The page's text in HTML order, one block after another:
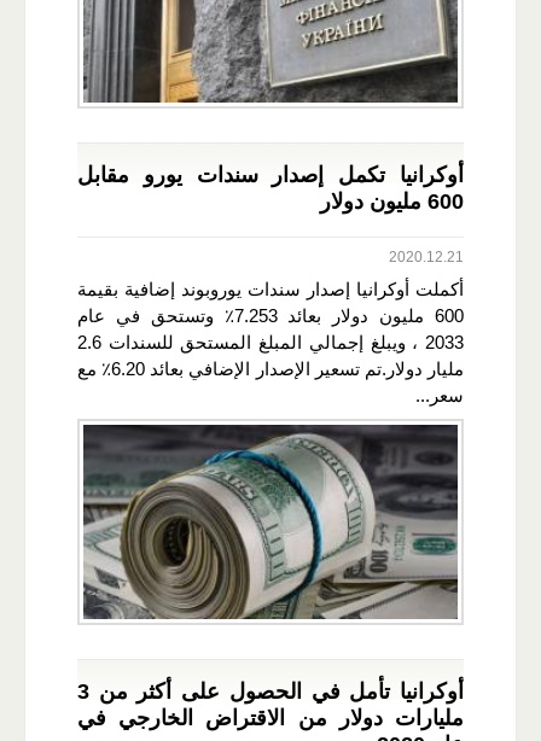
أوكرانيا تكمل إصدار سندات يورو مقابل
600 مليون دولار
2020.12.21
أكملت أوكرانيا إصدار سندات يوروبوند إضافية بقيمة
600 مليون دولار بعائد 7.253٪ وتستحق في عام
2033 ، ويبلغ إجمالي المبلغ المستحق للسندات 2.6
مليار دولار.تم تسعير الإصدار الإضافي بعائد 6.20٪ مع
سعر...
أوكرانيا تأمل في الحصول على أكثر من 3
مليارات دولار من الاقتراض الخارجي في